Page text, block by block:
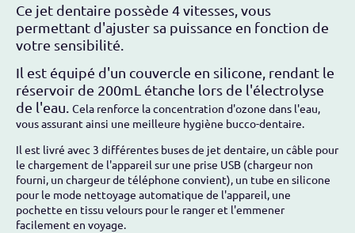
Ce jet dentaire possède 4 vitesses, vous
permettant d'ajuster sa puissance en fonction de
votre sensibilité.
Il est équipé d'un couvercle en silicone, rendant le
réservoir de 200mL étanche lors de l'électrolyse
de l'eau. Cela renforce la concentration d'ozone dans l'eau,
vous assurant ainsi une meilleure hygiène bucco-dentaire.
Il est livré avec 3 différentes buses de jet dentaire, un câble pour
le chargement de l'appareil sur une prise USB (chargeur non
fourni, un chargeur de téléphone convient), un tube en silicone
pour le mode nettoyage automatique de l'appareil, une
pochette en tissu velours pour le ranger et l'emmener
facilement en voyage.